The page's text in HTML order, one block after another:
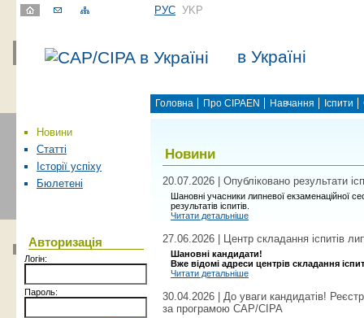
РУС УKР
в Україні
Головна Про CIPAEN Навчання Іспити
Новини
Статті
Історії успіху
Бюлетені
Авторизація
Логін:
Пароль:
Новини
20.07.2026 | Опубліковано результати
Шановні учасники липневої екзаменаційної
результатів іспитів.
Читати детальніше
27.06.2026 | Центр складання іспитів
Шановні кандидати!
Вже відомі адреси центрів складання
Читати детальніше
30.04.2026 | До уваги кандидатів!
за програмою САР/CIPA